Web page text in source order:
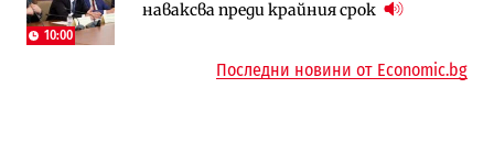
10:00
наваксва преди крайния срок
работи с 5 блока
космически и отбранителен център в
Последни новини от Economic.bg